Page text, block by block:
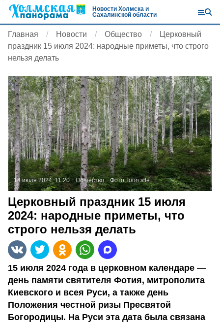
Новости Холмска и
Сахалинской области
Главная Новости Общество
Церковный
праздник 15 июля 2024: народные приметы, что строго
нельзя делать
14 июля 2024, 11:20 Общество Фото:loon.site
Церковный праздник 15 июля
2024: народные приметы, что
строго нельзя делать
15 июля 2024 года в церковном календаре —
день памяти святителя Фотия, митрополита
Киевского и всея Руси, а также день
Положения честной ризы Пресвятой
Богородицы. На Руси эта дата была связана